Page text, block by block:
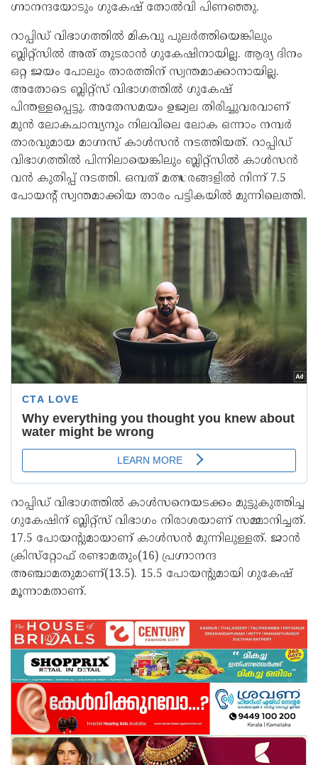
ഗ്നാനന്ദയോടും ​ഗുകേഷ് തോൽവി പിണഞ്ഞു.
റാപ്പിഡ് വിഭാ​ഗത്തിൽ മികവു പുലർത്തിയെങ്കിലും
ബ്ലിറ്റ്സിൽ അത് തുടരാൻ ​ഗുകേഷിനായില്ല. ആദ്യ ദിനം
ഒറ്റ ജയം പോലും താരത്തിന് സ്വന്തമാക്കാനായില്ല.
അതോടെ ബ്ലിറ്റ്സ് വിഭാ​ഗത്തിൽ ​ഗുകേഷ്
പിന്തള്ളപ്പെട്ടു. അതേസമയം ഉജ്വല തിരിച്ചുവരവാണ്
മുന്‍ ലോകചാമ്പ്യനും നിലവിലെ ലോക ഒന്നാം നമ്പര്‍
താരവുമായ മാഗ്നസ് കാള്‍സന്‍ നടത്തിയത്. റാപ്പിഡ്
വിഭാഗത്തില്‍ പിന്നിലായെങ്കിലും ബ്ലിറ്റ്‌സില്‍ കാള്‍സന്‍
വന്‍ കുതിപ്പ് നടത്തി. ഒമ്പത് മത്സരങ്ങളില്‍ നിന്ന് 7.5
പോയന്റ് സ്വന്തമാക്കിയ താരം പട്ടികയില്‍ മുന്നിലെത്തി.
റാപ്പിഡ് വിഭാഗത്തില്‍ കാള്‍സനെയടക്കം മുട്ടുകുത്തിച്ച
ഗുകേഷിന് ബ്ലിറ്റ്‌സ് വിഭാഗം നിരാശയാണ് സമ്മാനിച്ചത്.
17.5 പോയന്റുമായാണ് കാള്‍സന്‍ മുന്നിലുള്ളത്. ജാന്‍
ക്രിസ്‌റ്റോഫ് രണ്ടാമതും(16) പ്രഗ്നാനന്ദ
അഞ്ചാമതുമാണ്(13.5). 15.5 പോയന്റുമായി ഗുകേഷ്
മൂന്നാമതാണ്.